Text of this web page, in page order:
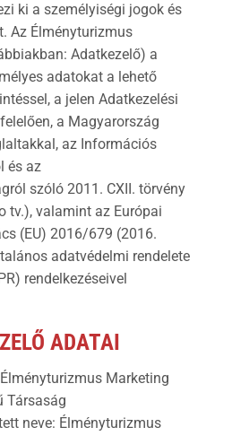
ki a személyiségi jogok és
Az Élményturizmus
Adatkezelő) a
adatokat a lehető
a jelen Adatkezelési
a Magyarország
az Információs
és az
szóló 2011. CXII. törvény
tv.), valamint az Európai
(EU) 2016/679 (2016.
adatvédelmi rendelete
rendelkezéseivel
ADATAI
Marketing
Társaság
neve: Élményturizmus